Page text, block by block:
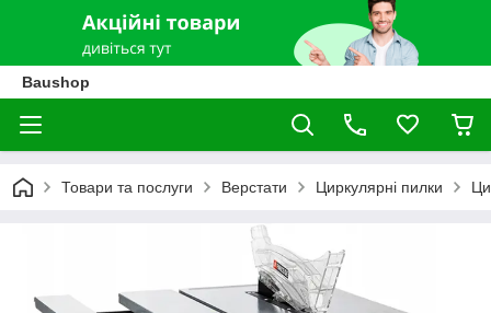
Baushop
Товари та послуги Верстати Циркулярні пилки